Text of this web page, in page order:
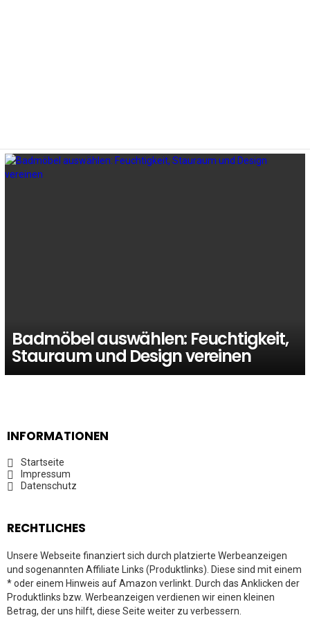
LATEST
Badmöbel auswählen: Feuchtigkeit,
Stauraum und Design vereinen
INFORMATIONEN
Startseite
Impressum
Datenschutz
RECHTLICHES
Unsere Webseite finanziert sich durch platzierte Werbeanzeigen
und sogenannten Affiliate Links (Produktlinks). Diese sind mit einem
* oder einem Hinweis auf Amazon verlinkt. Durch das Anklicken der
Produktlinks bzw. Werbeanzeigen verdienen wir einen kleinen
Betrag, der uns hilft, diese Seite weiter zu verbessern.